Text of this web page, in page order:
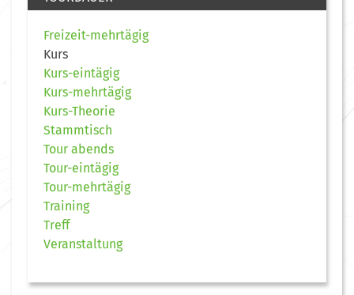
Freizeit-mehrtägig
Kurs
Kurs-eintägig
Kurs-mehrtägig
Kurs-Theorie
Stammtisch
Tour abends
Tour-eintägig
Tour-mehrtägig
Training
Treff
Veranstaltung